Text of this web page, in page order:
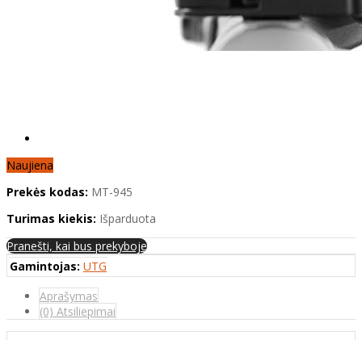
Naujiena
Prekės kodas: MT-945
Turimas kiekis: Išparduota
Pranešti, kai bus prekyboje
Gamintojas: UTG
Aprašymas
(0) Atsiliepimai